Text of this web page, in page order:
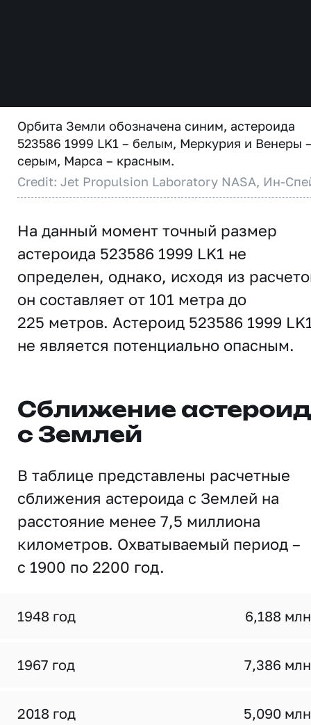
Орбита Земли обозначена синим, астероида
523586 1999 LK1 – белым, Меркурия и Венеры
серым, Марса – красным.
Credit: Jet Propulsion Laboratory NASA, Ин-
На данный момент точный размер
астероида 523586 1999 LK1 не
определен, однако, исходя из
он составляет от 101 метра до
225 метров. Астероид 523586 1999
не является потенциально опасным.
Сближение
с Землей
В таблице представлены расчетные
сближения астероида с Землей на
расстояние менее 7,5 миллиона
километров. Охватываемый период –
с 1900 по 2200 год.
1948 год 6,188
1967 год 7,386
2018 год 5,090